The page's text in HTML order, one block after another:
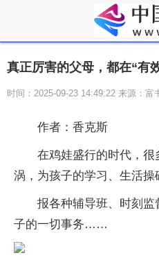
真正厉害的父母，都在“有
时间：2025-09-23 14:49:22 来源：富
作者：香克斯
在鸡娃盛行的时代，
涡，为孩子的学习、生活操
报各种辅导班、时刻
子的一切事务……